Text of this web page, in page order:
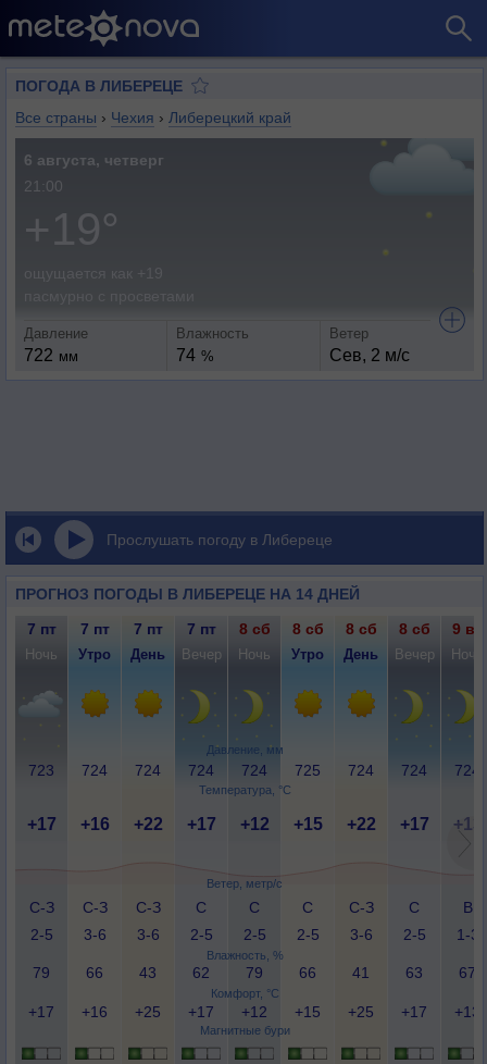
ПОГОДА В ЛИБЕРЕЦЕ
Все страны › Чехия › Либерецкий край
6 августа, четверг
21:00
+19°
Давление
722 мм
Влажность
74 %
Ветер
Сев, 2 м/с
Прослушать погоду в Либереце
ПРОГНОЗ ПОГОДЫ В ЛИБЕРЕЦЕ НА 14 ДНЕЙ
Давление, мм
Температура, °C
Ветер, метр/с
Влажность, %
Комфорт, °C
Магнитные бури
7 пт 7 пт 7 пт 7 пт 8 сб 8 сб 8 сб 8 сб 9 вс
Ночь Утро День Вечер Ночь Утро День Вечер Ночь
723 724 724 724 724 725 724 724 724
+17 +16 +22 +17 +12 +15 +22 +17 +13
С-З
2-5
С-З
3-6
С-З
3-6
С
2-5
С
2-5
С
2-5
С-З
3-6
С
2-5
В
1-3
79 66 43 62 79 66 41 63 67
+17 +16 +25 +17 +12 +15 +25 +17 +13